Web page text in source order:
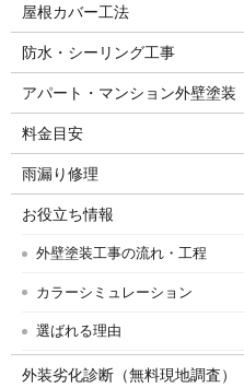
屋根カバー工法
防水・シーリング工事
アパート・マンション外壁塗装
料金目安
雨漏り修理
お役立ち情報
外壁塗装工事の流れ・工程
カラーシミュレーション
選ばれる理由
外装劣化診断（無料現地調査）